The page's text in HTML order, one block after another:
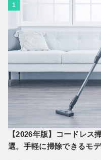
1
【2026年版】コードレス
選。手軽に掃除できるモ